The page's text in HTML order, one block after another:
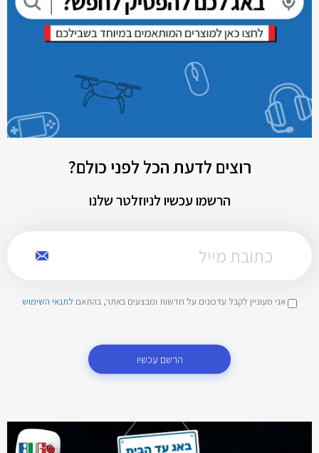
רוצים לדעת הכל לפני כולם?
הרשמו עכשיו לניוזלטר שלנו
אני מעוניין לקבל עדכונים על חדשות ומבצעים באתר, בהתאם לתנאי השימוש
הרשם עכשיו